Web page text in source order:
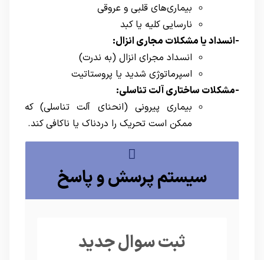
بیماری‌های قلبی و عروقی
نارسایی کلیه یا کبد
-انسداد یا مشکلات مجاری انزال:
انسداد مجرای انزال (به ندرت)
اسپرماتوژی شدید یا پروستاتیت
-مشکلات ساختاری آلت تناسلی:
بیماری پیرونی (انحنای آلت تناسلی) که
ممکن است تحریک را دردناک یا ناکافی کند.
سیستم پرسش و پاسخ
ثبت سوال جدید